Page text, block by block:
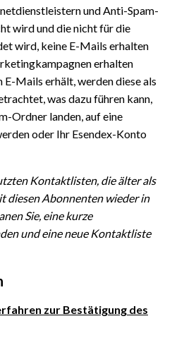
und Anti-Spam-
wird und die nicht für die
wird, keine E-Mails erhalten
erhalten
E-Mails erhält, werden diese als
was dazu führen kann,
Ordner landen, auf eine
oder Ihr Esendex-Konto
Kontaktlisten, die älter als
diesen Abonnenten wieder in
Sie, eine kurze
und eine neue Kontaktliste
zur Bestätigung des